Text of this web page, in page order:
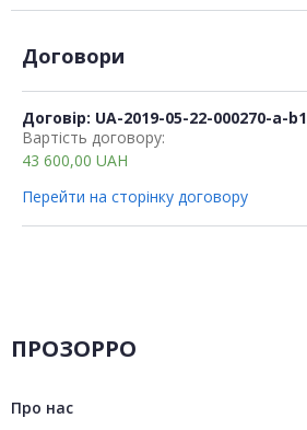
Договори
Договір: UA-2019-05-22-000270-a-b1
Вартість договору:
43 600,00 UAH
Перейти на сторінку договору
ПРОЗОРРО
Про нас